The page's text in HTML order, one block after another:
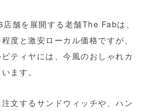
舗を展開する老舗The Fabは、
度と激安ローカル価格ですが、
ティヤには、今風のおしゃれカ
ます。
文するサンドウィッチや、ハン